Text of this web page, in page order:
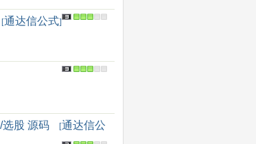
[通达信公式]
选股 源码 [通达信公